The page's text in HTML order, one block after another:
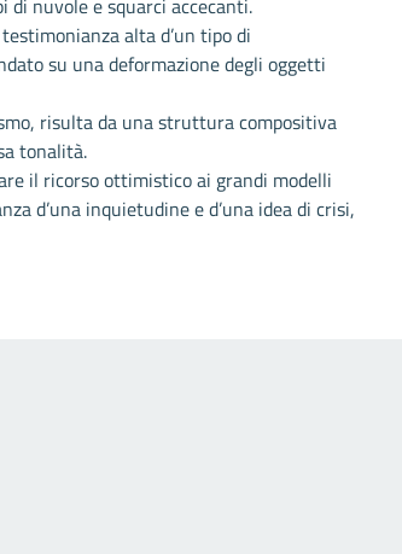
di nuvole e squarci accecanti.
alta d’un tipo di
su una deformazione degli oggetti
risulta da una struttura compositiva
tonalità.
il ricorso ottimistico ai grandi modelli
d’una inquietudine e d’una idea di crisi,